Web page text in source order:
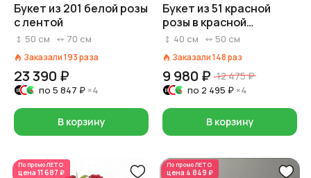
Букет из 201 белой розы
с лентой
50 см 70 см
Заказали193раза
23 390 ₽
по 5 847 ₽ ×4
В корзину
Букет из 51 красной
розы в красной
коробке, Россия, 40 см
40 см 50 см
Заказали148раз
9 980 ₽ 12 475 ₽
по 2 495 ₽ ×4
В корзину
По промоЛЕТО
цена 11 687 ₽
По промоЛЕТО
цена 4 849 ₽